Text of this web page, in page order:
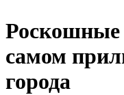
самом
города